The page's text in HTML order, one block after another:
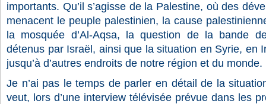
importants. Qu’il s’agisse de la Palestine, où des
menacent le peuple palestinien, la cause
la mosquée d’Al-Aqsa, la question de la bande
détenus par Israël, ainsi que la situation en Syrie, en
jusqu’à d’autres endroits de notre région et du monde.
Je n’ai pas le temps de parler en détail de la
veut, lors d’une interview télévisée prévue dans les